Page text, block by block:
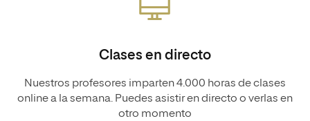
Clases en directo
Nuestros profesores imparten 4.000 horas de clases
online a la semana. Puedes asistir en directo o verlas en
otro momento